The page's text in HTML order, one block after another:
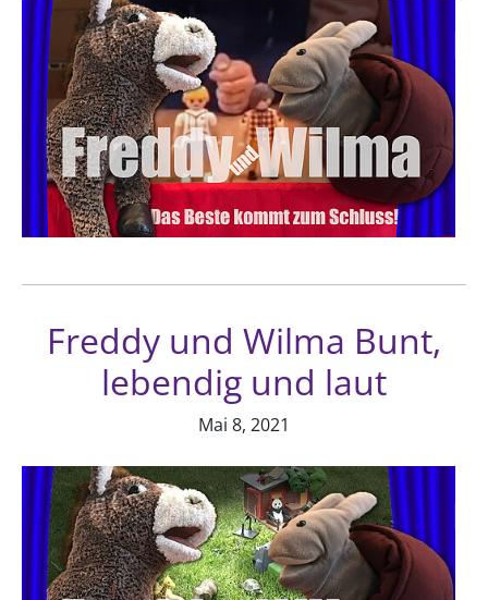
Freddy und Wilma Bunt,
lebendig und laut
Mai 8, 2021